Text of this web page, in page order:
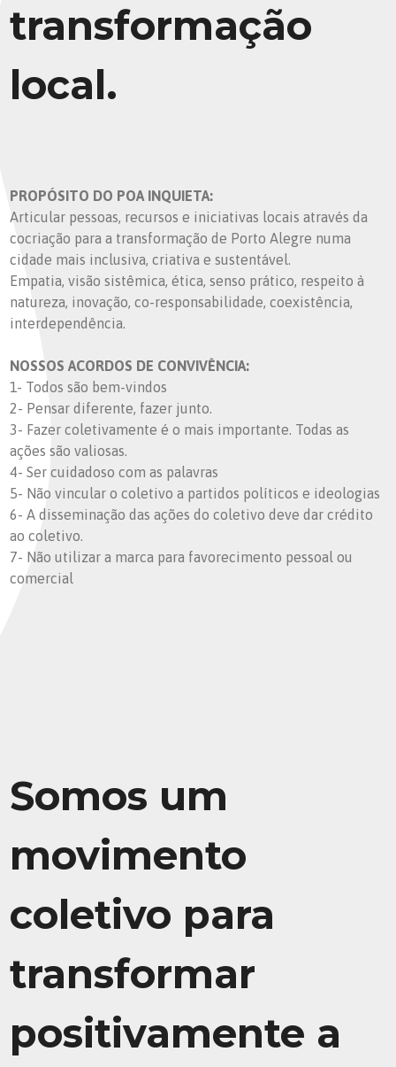
transformação
local.
PROPÓSITO DO POA INQUIETA:
Articular pessoas, recursos e iniciativas locais através da
cocriação para a transformação de Porto Alegre numa
cidade mais inclusiva, criativa e sustentável.
Empatia, visão sistêmica, ética, senso prático, respeito à
natureza, inovação, co-responsabilidade, coexistência,
interdependência.
NOSSOS ACORDOS DE CONVIVÊNCIA:
1- Todos são bem-vindos
2- Pensar diferente, fazer junto.
3- Fazer coletivamente é o mais importante. Todas as
ações são valiosas.
4- Ser cuidadoso com as palavras
5- Não vincular o coletivo a partidos políticos e ideologias
6- A disseminação das ações do coletivo deve dar crédito
ao coletivo.
7- Não utilizar a marca para favorecimento pessoal ou
comercial
Somos um
movimento
coletivo para
transformar
positivamente a